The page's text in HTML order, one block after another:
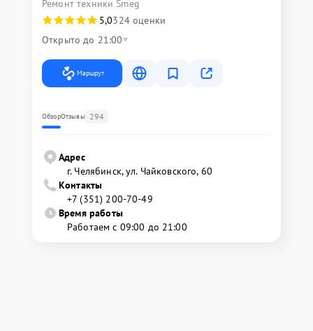
Ремонт техники Smeg
5,0324 оценки
Открыто до 21:00
Маршрут
ОбзорОтзывы 294
Адрес
г. Челябинск, ул. Чайковского, 60
Контакты
+7 (351) 200-70-49
Время работы
Работаем с 09:00 до 21:00